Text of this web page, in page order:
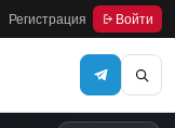
Регистрация Войти